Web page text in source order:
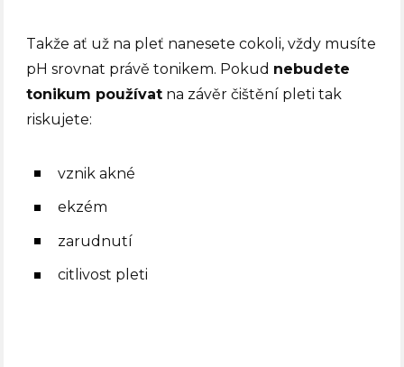
Takže ať už na pleť nanesete cokoli, vždy musíte
pH srovnat právě tonikem. Pokud nebudete
tonikum používat na závěr čištění pleti tak
riskujete:
vznik akné
ekzém
zarudnutí
citlivost pleti